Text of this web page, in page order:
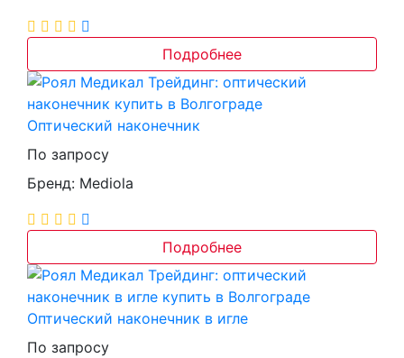
Подробнее
Оптический наконечник
По запросу
Бренд: Mediola
Подробнее
Оптический наконечник в игле
По запросу